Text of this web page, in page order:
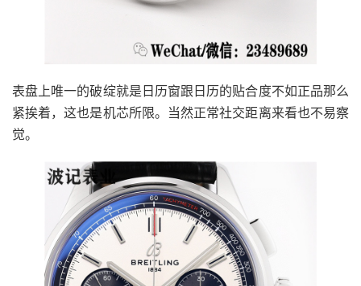
表盘上唯一的破绽就是日历窗跟日历的贴合度不如正品那么
紧挨着，这也是机芯所限。当然正常社交距离来看也不易察
觉。